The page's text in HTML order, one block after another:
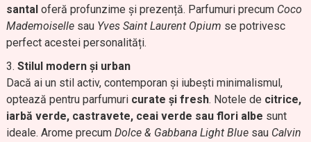
santaloferă profunzime și prezență. Parfumuri precum Coco
Mademoisellesau Yves Saint Laurent Opium se potrivesc
perfect acestei personalități.
Stilul modern și urban
Dacă ai un stil activ, contemporan și iubești minimalismul,
optează pentru parfumuri curate și fresh. Notele de citrice,
iarbă verde, castravete, ceai verde sau flori albe sunt
ideale. Arome precum Dolce & Gabbana Light Bluesau Calvin